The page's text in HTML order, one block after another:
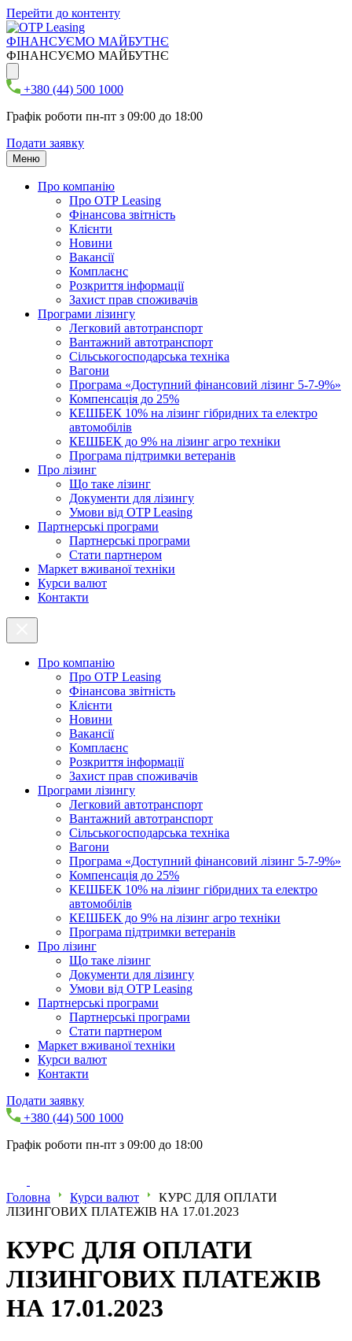
Перейти до контенту
ФІНАНСУЄМО МАЙБУТНЄ
ФІНАНСУЄМО МАЙБУТНЄ
+380 (44) 500 1000
Графік роботи пн-пт з 09:00 до 18:00
Подати заявку
Меню
Про компанію
Про ОТР Leasing
Фінансова звітність
Клієнти
Новини
Вакансії
Комплаєнс
Розкриття інформації
Захист прав споживачів
Програми лізингу
Легковий автотранспорт
Вантажний автотранспорт
Cільськогосподарська техніка
Вагони
Програма «Доступний фінансовий лізинг 5-7-9%»
Компенсація до 25%
КЕШБЕК 10% на лізинг гібридних та електро
автомобілів
КЕШБЕК до 9% на лізинг агро техніки
Програма підтримки ветеранів
Про лізинг
Що таке лізинг
Документи для лізингу
Умови від OTP Leasing
Партнерські програми
Партнерські програми
Стати партнером
Маркет вживаної техніки
Курси валют
Контакти
Про компанію
Про ОТР Leasing
Фінансова звітність
Клієнти
Новини
Вакансії
Комплаєнс
Розкриття інформації
Захист прав споживачів
Програми лізингу
Легковий автотранспорт
Вантажний автотранспорт
Cільськогосподарська техніка
Вагони
Програма «Доступний фінансовий лізинг 5-7-9%»
Компенсація до 25%
КЕШБЕК 10% на лізинг гібридних та електро
автомобілів
КЕШБЕК до 9% на лізинг агро техніки
Програма підтримки ветеранів
Про лізинг
Що таке лізинг
Документи для лізингу
Умови від OTP Leasing
Партнерські програми
Партнерські програми
Стати партнером
Маркет вживаної техніки
Курси валют
Контакти
Подати заявку
+380 (44) 500 1000
Графік роботи пн-пт з 09:00 до 18:00
Головна Курси валют
КУРС ДЛЯ ОПЛАТИ
ЛІЗИНГОВИХ ПЛАТЕЖІВ НА 17.01.2023
КУРС ДЛЯ ОПЛАТИ
ЛІЗИНГОВИХ ПЛАТЕЖІВ
НА 17.01.2023